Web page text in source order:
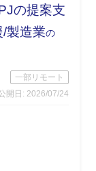
の提案支
製造業の
一部リモート
開日: 2026/07/24